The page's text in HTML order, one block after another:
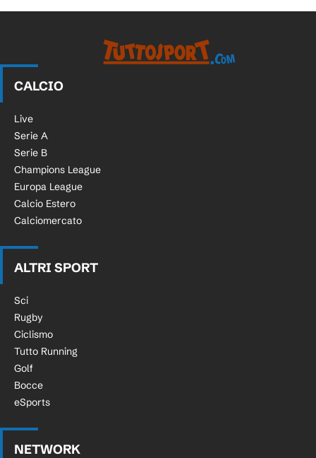
CALCIO
Live
Serie A
Serie B
Champions League
Europa League
Calcio Estero
Calciomercato
ALTRI SPORT
Sci
Rugby
Ciclismo
Tutto Running
Golf
Bocce
eSports
NETWORK